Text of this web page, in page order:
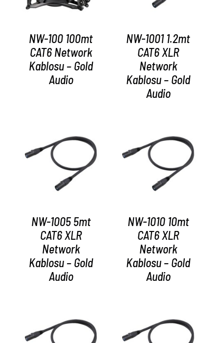
NW-100 100mt
CAT6 Network
Kablosu – Gold
Audio
NW-1001 1.2mt
CAT6 XLR
Network
Kablosu – Gold
Audio
AYRINTILAR
NW-1005 5mt
CAT6 XLR
Network
Kablosu – Gold
Audio
AYRINTILAR
NW-1010 10mt
CAT6 XLR
Network
Kablosu – Gold
Audio